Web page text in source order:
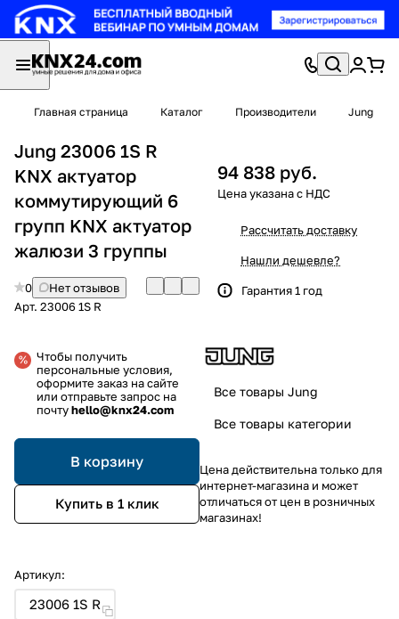
Главная страница Каталог Производители Jung
Jung 23006 1S R
KNX актуатор
коммутирующий 6
групп KNX актуатор
жалюзи 3 группы
0
Нет отзывов
Арт. 23006 1S R
Чтобы получить
персональные условия,
оформите заказ на сайте
или отправьте запрос на
почтуhello@knx24.com
В корзину
Купить в 1 клик
Артикул:
23006 1S R
94 838 руб.
Рассчитать доставку
Нашли дешевле?
Гарантия 1 год
Все товары Jung
Все товары категории
Цена действительна только для
интернет-магазина и может
отличаться от цен в розничных
магазинах!